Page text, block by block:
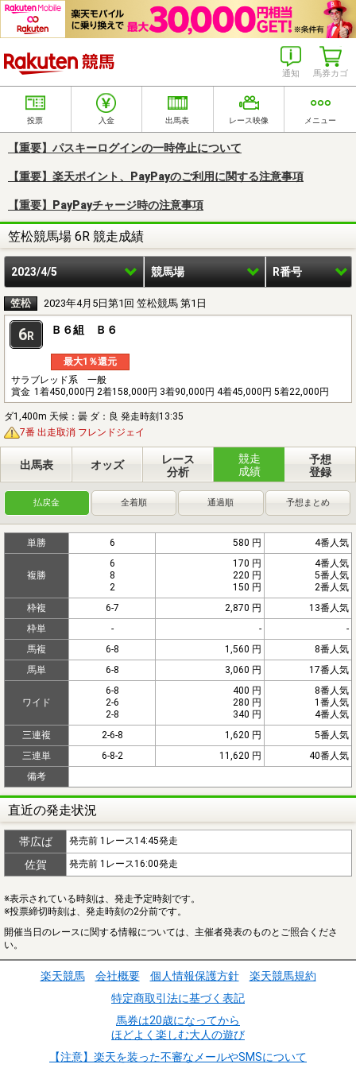
馬券カゴ
通知
投票 入金 出馬表 レース映像 メニュー
【重要】パスキーログインの一時停止について
【重要】楽天ポイント、PayPayのご利用に関する注意事項
【重要】PayPayチャージ時の注意事項
笠松競馬場 6R 競走成績
2023/4/5 競馬場 R番号
笠松 2023年4月5日第1回 笠松競馬 第1日
6R Ｂ６組 Ｂ６
最大1％還元
サラブレッド系 一般
賞金 1着450,000円 2着158,000円 3着90,000円 4着45,000円 5着22,000円
ダ1,400m 天候：曇 ダ：良 発走時刻13:35
7番 出走取消 フレンドジェイ
出馬表 オッズ
レース
分析
競走
成績
予想
登録
払戻金 全着順 通過順 予想まとめ
単勝 6 580 円 4番人気
複勝
6
8
2
170 円
220 円
150 円
4番人気
5番人気
2番人気
枠複
6-7 2,870 円
13番人気
枠単
- -
-
馬複
6-8 1,560 円
8番人気
馬単
6-8 3,060 円 17番人気
ワイド
6-8
2-6
2-8
400 円
280 円
340 円
8番人気
1番人気
4番人気
三連複
2-6-8 1,620 円
5番人気
三連単
6-8-2 11,620 円
40番人気
備考
直近の発走状況
帯広ば 発売前 1レース14:45発走
佐賀 発売前 1レース16:00発走
※表示されている時刻は、発走予定時刻です。
※投票締切時刻は、発走時刻の2分前です。
開催当日のレースに関する情報については、主催者発表のものとご照合くださ
い。
楽天競馬 会社概要 個人情報保護方針
楽天競馬規約
特定商取引法に基づく表記
馬券は20歳になってから
ほどよく楽しむ大人の遊び
【注意】楽天を装った不審なメールやSMSについて